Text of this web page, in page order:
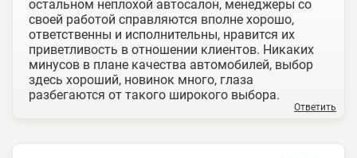
остальном неплохой автосалон, менеджеры со
своей работой справляются вполне хорошо,
ответственны и исполнительны, нравится их
приветливость в отношении клиентов. Никаких
минусов в плане качества автомобилей, выбор
здесь хороший, новинок много, глаза
разбегаются от такого широкого выбора.
Ответить